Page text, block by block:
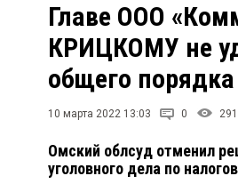
Главе ООО
КРИЦКОМУ не
общего порядка
10 марта 2022 13:03 0
Омский облсуд отменил
уголовного дела по